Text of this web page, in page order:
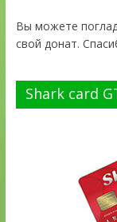
Вы можете
свой донат.
Shark card